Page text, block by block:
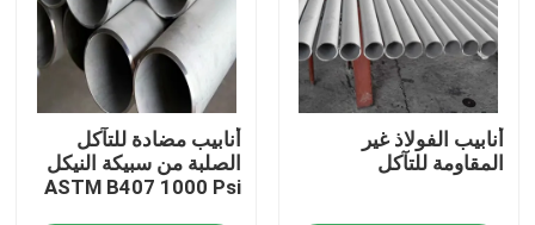
اتصل بنا
أخبار
أنابيب الفولاذ غير
المقاومة للتآكل
أنابيب مضادة للتآكل
الصلبة من سبيكة النيكل
ASTM B407 1000 Psi